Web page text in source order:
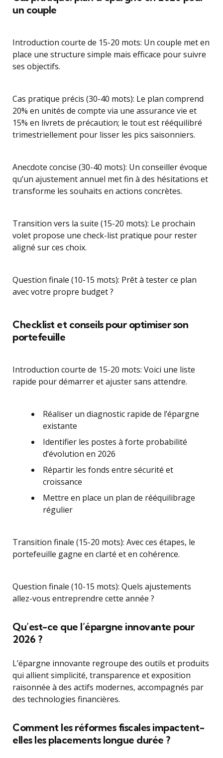
un couple
Introduction courte de 15-20 mots: Un couple met en
place une structure simple mais efficace pour suivre
ses objectifs.
Cas pratique précis (30-40 mots): Le plan comprend
20% en unités de compte via une assurance vie et
15% en livrets de précaution; le tout est rééquilibré
trimestriellement pour lisser les pics saisonniers.
Anecdote concise (30-40 mots): Un conseiller évoque
qu’un ajustement annuel met fin à des hésitations et
transforme les souhaits en actions concrètes.
Transition vers la suite (15-20 mots): Le prochain
volet propose une check-list pratique pour rester
aligné sur ces choix.
Question finale (10-15 mots): Prêt à tester ce plan
avec votre propre budget ?
Checklist et conseils pour optimiser son
portefeuille
Introduction courte de 15-20 mots: Voici une liste
rapide pour démarrer et ajuster sans attendre.
Réaliser un diagnostic rapide de l’épargne
existante
Identifier les postes à forte probabilité
d’évolution en 2026
Répartir les fonds entre sécurité et
croissance
Mettre en place un plan de rééquilibrage
régulier
Transition finale (15-20 mots): Avec ces étapes, le
portefeuille gagne en clarté et en cohérence.
Question finale (10-15 mots): Quels ajustements
allez-vous entreprendre cette année ?
Qu’est-ce que l’épargne innovante pour
2026 ?
L’épargne innovante regroupe des outils et produits
qui allient simplicité, transparence et exposition
raisonnée à des actifs modernes, accompagnés par
des technologies financières.
Comment les réformes fiscales impactent-
elles les placements longue durée ?